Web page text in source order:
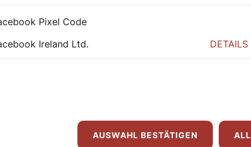
Sie auch
Pixel Code
Ireland Ltd.
AUSWAHL BESTÄTIGEN